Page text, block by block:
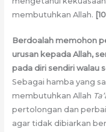
membutuhkan Allah.
Berdoalah memohon
urusan kepada Allah,
pada diri sendiri walau
Sebagai hamba yang
membutuhkan Allah
pertolongan dan
agar tidak dibiarkan